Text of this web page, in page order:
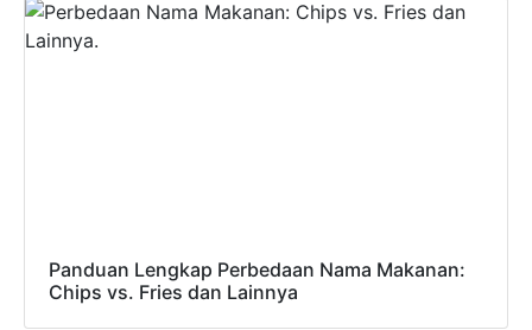
Panduan Lengkap Perbedaan Nama Makanan:
Chips vs. Fries dan Lainnya